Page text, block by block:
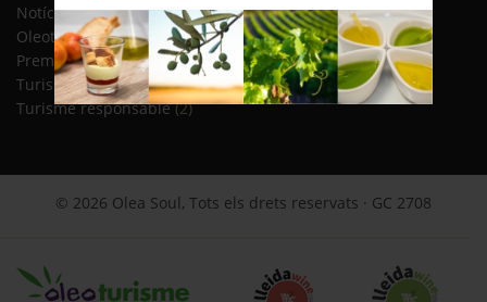
Notícies(4)
Oleoturisme(13)
Premsa(2)
Turisme gastronòmic(15)
Turisme responsable(2)
© 2026 Olea Soul, Tots els drets reservats · GC 2708